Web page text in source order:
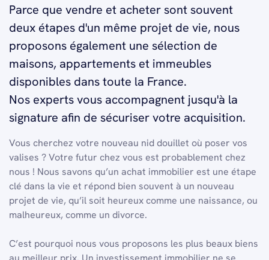
Parce que vendre et acheter sont souvent
deux étapes d'un même projet de vie, nous
proposons également une sélection de
maisons, appartements et immeubles
disponibles dans toute la France.
Nos experts vous accompagnent jusqu'à la
signature afin de sécuriser votre acquisition.
Vous cherchez votre nouveau nid douillet où poser vos
valises ? Votre futur chez vous est probablement chez
nous ! Nous savons qu’un achat immobilier est une étape
clé dans la vie et répond bien souvent à un nouveau
projet de vie, qu’il soit heureux comme une naissance, ou
malheureux, comme un divorce.
C’est pourquoi nous vous proposons les plus beaux biens